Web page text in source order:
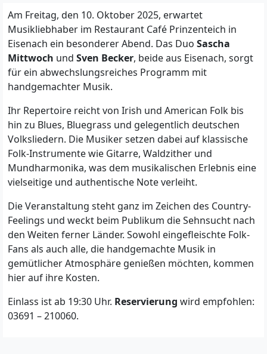
Am Freitag, den 10. Oktober 2025, erwartet
Musikliebhaber im Restaurant Café Prinzenteich in
Eisenach ein besonderer Abend. Das Duo Sascha
Mittwoch und Sven Becker, beide aus Eisenach, sorgt
für ein abwechslungsreiches Programm mit
handgemachter Musik.
Ihr Repertoire reicht von Irish und American Folk bis
hin zu Blues, Bluegrass und gelegentlich deutschen
Volksliedern. Die Musiker setzen dabei auf klassische
Folk-Instrumente wie Gitarre, Waldzither und
Mundharmonika, was dem musikalischen Erlebnis eine
vielseitige und authentische Note verleiht.
Die Veranstaltung steht ganz im Zeichen des Country-
Feelings und weckt beim Publikum die Sehnsucht nach
den Weiten ferner Länder. Sowohl eingefleischte Folk-
Fans als auch alle, die handgemachte Musik in
gemütlicher Atmosphäre genießen möchten, kommen
hier auf ihre Kosten.
Einlass ist ab 19:30 Uhr. Reservierung wird empfohlen:
03691 – 210060.